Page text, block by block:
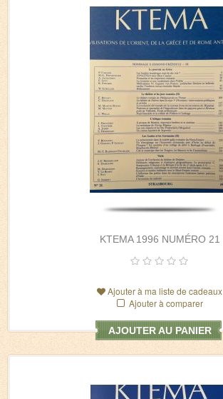
KTEMA 1996 NUMÉRO 21
Ajouter à ma liste de cadeaux
Ajouter à comparer
AJOUTER AU PANIER